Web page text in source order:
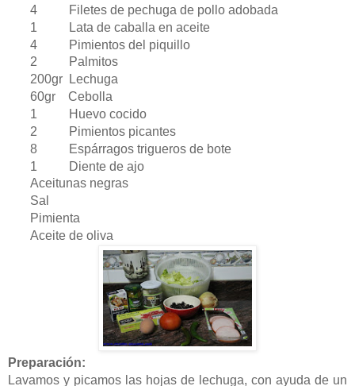
4 Filetes de pechuga de pollo adobada
1 Lata de caballa en aceite
4 Pimientos del piquillo
2 Palmitos
200gr Lechuga
60gr Cebolla
1 Huevo cocido
2 Pimientos picantes
8 Espárragos trigueros de bote
1 Diente de ajo
Aceitunas negras
Sal
Pimienta
Aceite de oliva
Preparación:
Lavamos y picamos las hojas de lechuga, con ayuda de un